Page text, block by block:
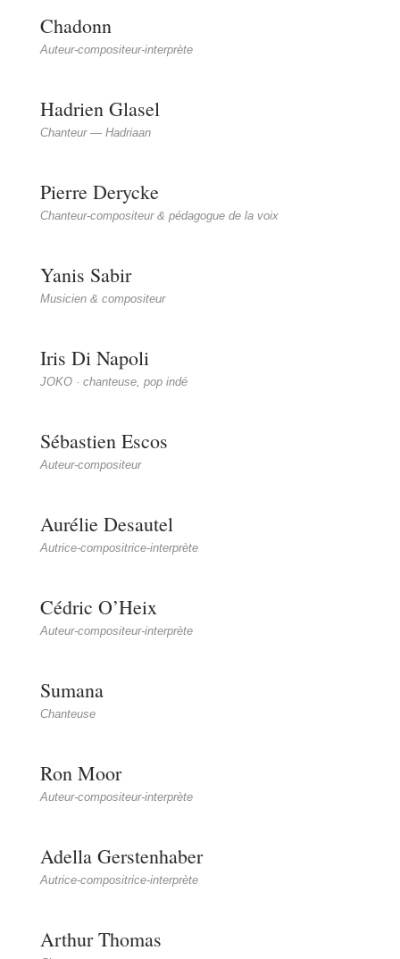
Chadonn
Auteur-compositeur-interprète
Hadrien Glasel
Chanteur — Hadriaan
Pierre Derycke
Chanteur-compositeur & pédagogue de la voix
Yanis Sabir
Musicien & compositeur
Iris Di Napoli
JOKO · chanteuse, pop indé
Sébastien Escos
Auteur-compositeur
Aurélie Desautel
Autrice-compositrice-interprète
Cédric O’Heix
Auteur-compositeur-interprète
Sumana
Chanteuse
Ron Moor
Auteur-compositeur-interprète
Adella Gerstenhaber
Autrice-compositrice-interprète
Arthur Thomas